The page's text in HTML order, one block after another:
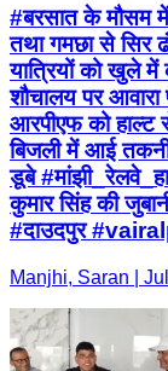
#बरसात के मौसम में
तथा गमछा से सिर
यात्रियों को खुले में
शौचालय पर आवारा
आरपीएफ को हाल्ट
बिजली में आई
डूबे
कुमार सिंह की
#दाउदपुर
Manjhi, Saran |